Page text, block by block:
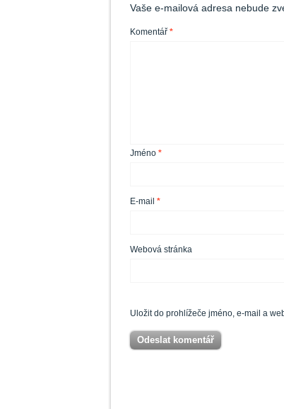
Vaše e-mailová adresa nebude
Komentář *
Jméno *
E-mail *
Webová stránka
Uložit do prohlížeče jméno, e-mail a